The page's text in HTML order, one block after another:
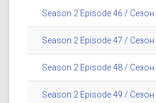
Season 2 Episode 46 / Сезон
Season 2 Episode 47 / Сезон
Season 2 Episode 48 /
Season 2 Episode 49 / Сезон